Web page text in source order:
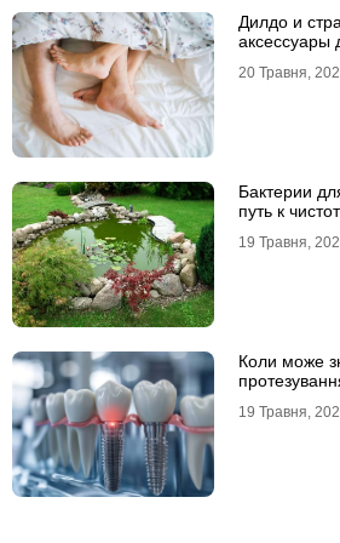
Дилдо и
аксессуары
20 Травня,
Бактерии
путь к
19 Травня,
Коли може
19 Травня,